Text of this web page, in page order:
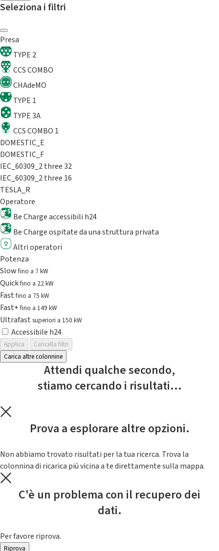
Seleziona i filtri
Presa
TYPE 2
CCS COMBO
CHAdeMO
TYPE 1
TYPE 3A
CCS COMBO 1
DOMESTIC_E
DOMESTIC_F
IEC_60309_2 three 32
IEC_60309_2 three 16
TESLA_R
Operatore
Be Charge accessibili h24
Be Charge ospitate da una struttura privata
Altri operatori
Potenza
Slowfino a 7 kW
Quickfino a 22 kW
Fastfino a 75 kW
Fast+fino a 149 kW
Ultrafast superiori a 150 kW
Accessibile h24
Applica
Cancella filtri
Carica altre colonnine
Attendi qualche secondo,
stiamo cercando i risultati...
Prova a esplorare altre opzioni.
Non abbiamo trovato risultati per la tua ricerca. Trova la
colonnina di ricarica piú vicina a te direttamente sulla mappa.
C'è un problema con il recupero dei
dati.
Per favore riprova.
Riprova